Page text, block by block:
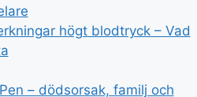
högt blodtryck – Vad
– dödsorsak, familj och